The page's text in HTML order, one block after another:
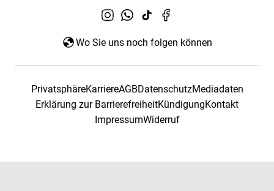
Wo Sie uns noch folgen können
PrivatsphäreKarriereAGBDatenschutzMediadaten
Erklärung zur BarrierefreiheitKündigungKontakt
ImpressumWiderruf